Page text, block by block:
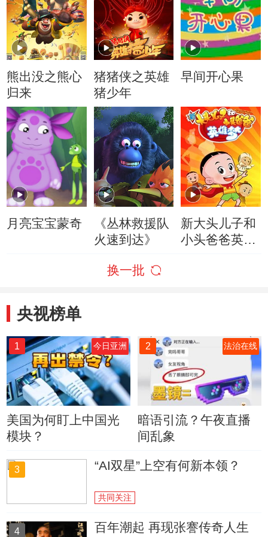
熊出没之熊心
归来
猪猪侠之英雄
猪少年
早间开心果
月亮宝宝蒙奇
《丛林救援队
火速到达》
新大头儿子和
小头爸爸英雄
换一批
央视榜单
1 今日亚洲
美国为何盯上中国光
模块？
2 法治在线
暗语引流？午夜直播
间乱象
3 “AI双星”上空有何新本领？
共同关注
4 百年潮起 再现张謇传奇人生